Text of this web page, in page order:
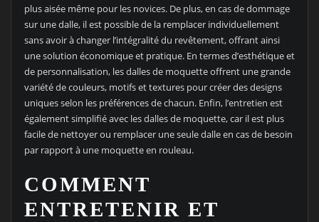
plus aisée même pour les novices. De plus, en cas de dommage
sur une dalle, il est possible de la remplacer individuellement
sans avoir à changer l’intégralité du revêtement, offrant ainsi
une solution économique et pratique. En termes d’esthétique et
de personnalisation, les dalles de moquette offrent une grande
variété de couleurs, motifs et textures pour créer des designs
uniques selon les préférences de chacun. Enfin, l’entretien est
également simplifié avec les dalles de moquette, car il est plus
facile de nettoyer ou remplacer une seule dalle en cas de besoin
par rapport à une moquette en rouleau.
COMMENT
ENTRETENIR ET